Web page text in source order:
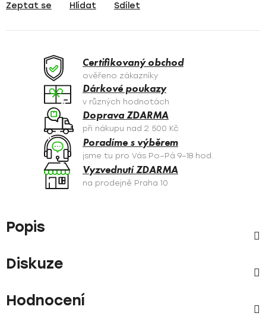
Zeptat se Hlídat Sdílet
Certifikovaný obchod
ověřeno zákazníky
Dárkové poukazy
v různých hodnotách
Doprava ZDARMA
při nákupu nad 2 500 Kč
Poradíme s výběrem
jsme tu pro Vás Po–Pá 9–18 hod.
Vyzvednutí ZDARMA
na prodejně Praha 10
Popis
Diskuze
Hodnocení